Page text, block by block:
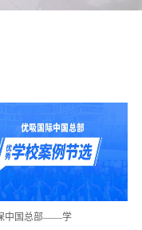
的团队。汇聚了众
了多项产品技术专利
项国家版权局著作
获得高新技术企业称
生产优势自主生产自
，优吸公司于2015
番禺区成功建立产
中国总部——学